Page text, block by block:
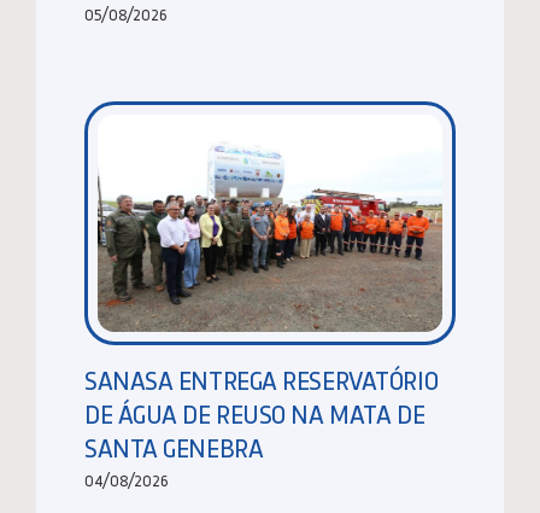
05/08/2026
SANASA ENTREGA RESERVATÓRIO
DE ÁGUA DE REUSO NA MATA DE
SANTA GENEBRA
04/08/2026